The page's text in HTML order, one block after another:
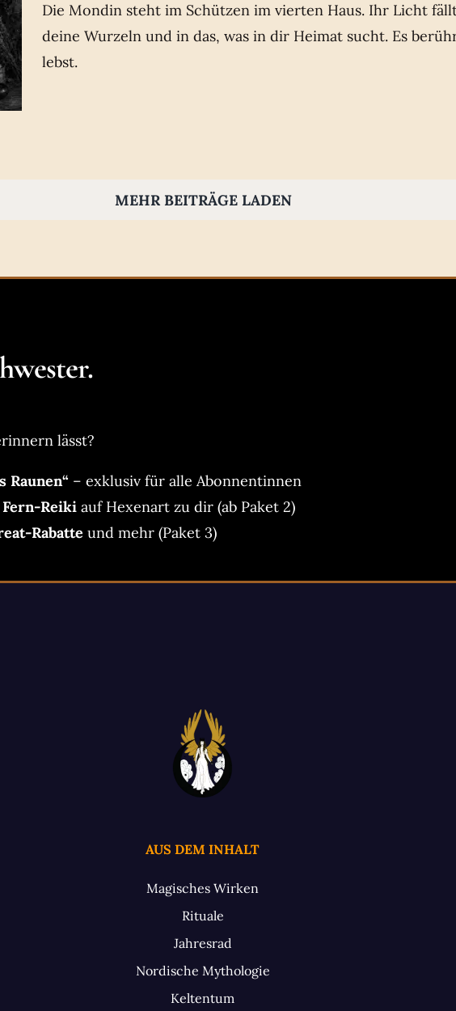
Die Mondin steht im Schützen im vierten Haus. Ihr Licht
deine Wurzeln und in das, was in dir Heimat sucht. Es
lebst.
MEHR BEITRÄGE LADEN
lässt?
Raunen“ – exklusiv für alle Abonnentinnen
Fern-Reikiauf Hexenart zu dir (ab Paket 2)
Rabatte und mehr (Paket 3)
AUS DEM INHALT
Magisches Wirken
Rituale
Jahresrad
Nordische Mythologie
Keltentum